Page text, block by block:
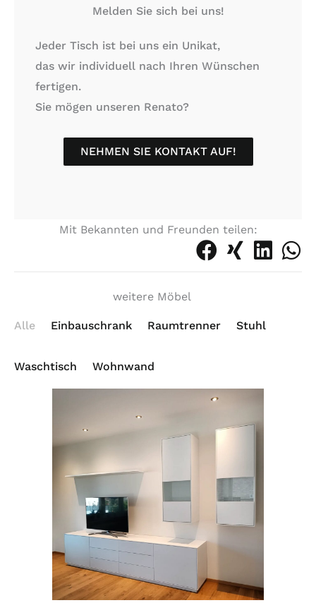
Melden Sie sich bei uns!
Jeder Tisch ist bei uns ein Unikat,
​das wir individuell nach Ihren Wünschen
fertigen.
Sie mögen unseren Renato?
NEHMEN SIE KONTAKT AUF!
Mit Bekannten und Freunden teilen:
weitere Möbel
Alle Einbauschrank Raumtrenner Stuhl
Waschtisch Wohnwand